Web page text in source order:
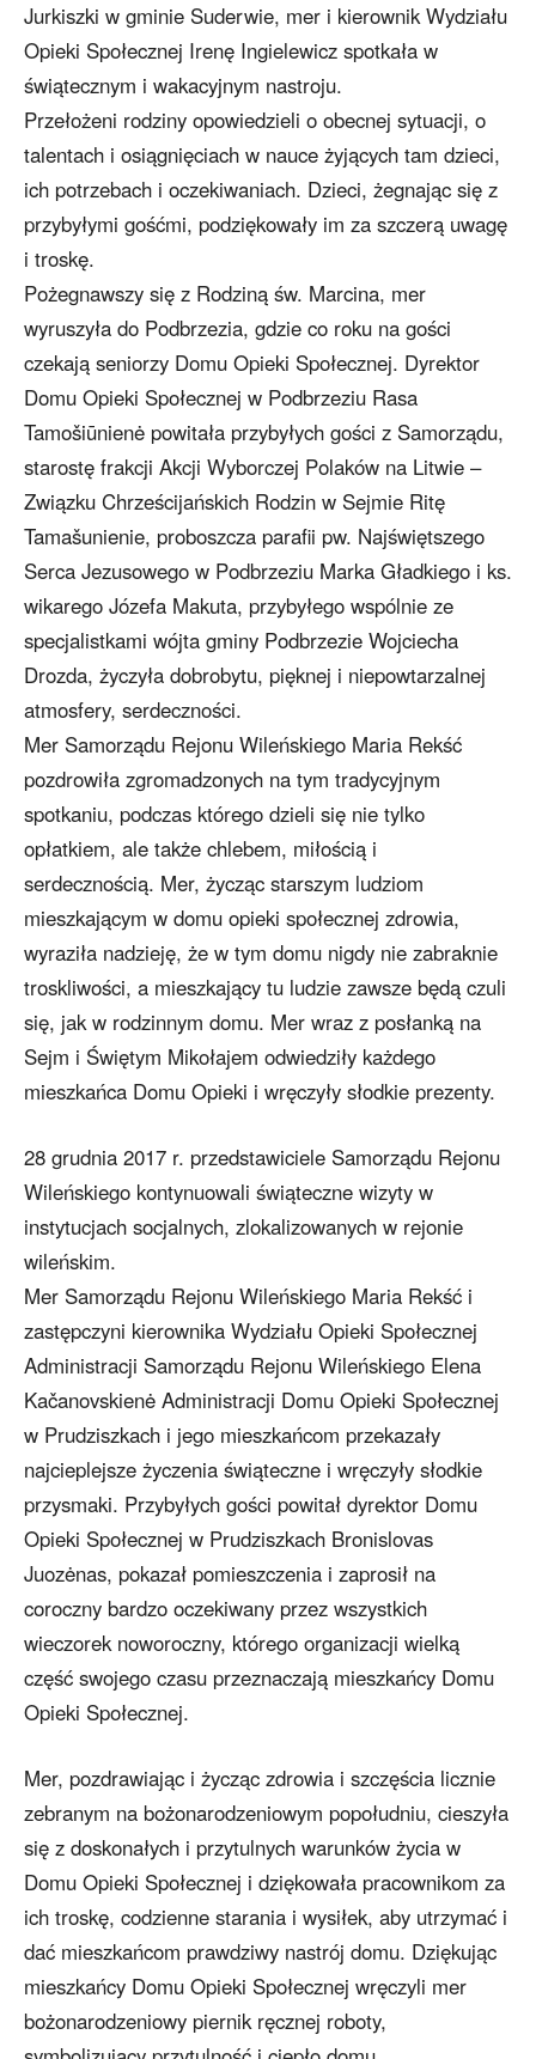
Jurkiszki w gminie Suderwie, mer i kierownik Wydziału
Opieki Społecznej Irenę Ingielewicz spotkała w
świątecznym i wakacyjnym nastroju.
Przełożeni rodziny opowiedzieli o obecnej sytuacji, o
talentach i osiągnięciach w nauce żyjących tam dzieci,
ich potrzebach i oczekiwaniach. Dzieci, żegnając się z
przybyłymi gośćmi, podziękowały im za szczerą uwagę
i troskę.
Pożegnawszy się z Rodziną św. Marcina, mer
wyruszyła do Podbrzezia, gdzie co roku na gości
czekają seniorzy Domu Opieki Społecznej. Dyrektor
Domu Opieki Społecznej w Podbrzeziu Rasa
Tamošiūnienė powitała przybyłych gości z Samorządu,
starostę frakcji Akcji Wyborczej Polaków na Litwie –
Związku Chrześcijańskich Rodzin w Sejmie Ritę
Tamašunienie, proboszcza parafii pw. Najświętszego
Serca Jezusowego w Podbrzeziu Marka Gładkiego i ks.
wikarego Józefa Makuta, przybyłego wspólnie ze
specjalistkami wójta gminy Podbrzezie Wojciecha
Drozda, życzyła dobrobytu, pięknej i niepowtarzalnej
atmosfery, serdeczności.
Mer Samorządu Rejonu Wileńskiego Maria Rekść
pozdrowiła zgromadzonych na tym tradycyjnym
spotkaniu, podczas którego dzieli się nie tylko
opłatkiem, ale także chlebem, miłością i
serdecznością. Mer, życząc starszym ludziom
mieszkającym w domu opieki społecznej zdrowia,
wyraziła nadzieję, że w tym domu nigdy nie zabraknie
troskliwości, a mieszkający tu ludzie zawsze będą czuli
się, jak w rodzinnym domu. Mer wraz z posłanką na
Sejm i Świętym Mikołajem odwiedziły każdego
mieszkańca Domu Opieki i wręczyły słodkie prezenty.
28 grudnia 2017 r. przedstawiciele Samorządu Rejonu
Wileńskiego kontynuowali świąteczne wizyty w
instytucjach socjalnych, zlokalizowanych w rejonie
wileńskim.
Mer Samorządu Rejonu Wileńskiego Maria Rekść i
zastępczyni kierownika Wydziału Opieki Społecznej
Administracji Samorządu Rejonu Wileńskiego Elena
Kačanovskienė Administracji Domu Opieki Społecznej
w Prudziszkach i jego mieszkańcom przekazały
najcieplejsze życzenia świąteczne i wręczyły słodkie
przysmaki. Przybyłych gości powitał dyrektor Domu
Opieki Społecznej w Prudziszkach Bronislovas
Juozėnas, pokazał pomieszczenia i zaprosił na
coroczny bardzo oczekiwany przez wszystkich
wieczorek noworoczny, którego organizacji wielką
część swojego czasu przeznaczają mieszkańcy Domu
Opieki Społecznej.
Mer, pozdrawiając i życząc zdrowia i szczęścia licznie
zebranym na bożonarodzeniowym popołudniu, cieszyła
się z doskonałych i przytulnych warunków życia w
Domu Opieki Społecznej i dziękowała pracownikom za
ich troskę, codzienne starania i wysiłek, aby utrzymać i
dać mieszkańcom prawdziwy nastrój domu. Dziękując
mieszkańcy Domu Opieki Społecznej wręczyli mer
bożonarodzeniowy piernik ręcznej roboty,